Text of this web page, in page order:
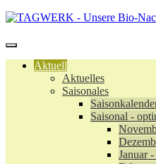
Aktuell
Aktuelles
Saisonales
Saisonal -
Januar